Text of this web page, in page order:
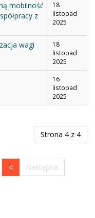
mobilność
z
18
listopad
2025
wagi
18
listopad
2025
16
listopad
2025
Strona 4 z 4
4
Następna